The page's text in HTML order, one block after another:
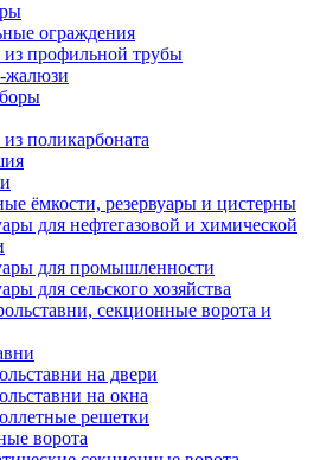
ограждения
из профильной трубы
жалюзи
поликарбоната
ёмкости, резервуары и цистерны
для нефтегазовой и химической
для промышленности
для сельского хозяйства
секционные ворота и
на двери
на окна
решетки
ворота